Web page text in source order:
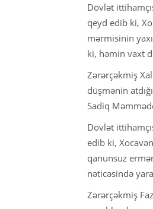
Dövlət
qeyd edib ki,
mərmisinin
ki, həmin vaxt
Zərərçəkmiş
düşmənin
Sadiq
Dövlət
edib ki,
qanunsuz
nəticəsində
Zərərçəkmiş